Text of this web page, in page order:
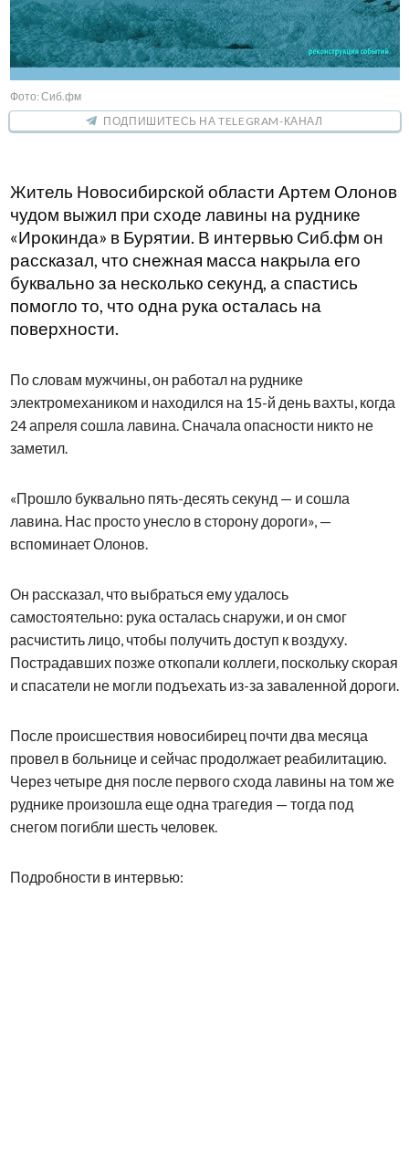
Фото: Сиб.фм
ПОДПИШИТЕСЬ НА TELEGRAM-КАНАЛ
Житель Новосибирской области Артем Олонов
чудом выжил при сходе лавины на руднике
«Ирокинда» в Бурятии. В интервью Сиб.фм он
рассказал, что снежная масса накрыла его
буквально за несколько секунд, а спастись
помогло то, что одна рука осталась на
поверхности.
По словам мужчины, он работал на руднике
электромехаником и находился на 15-й день вахты, когда
24 апреля сошла лавина. Сначала опасности никто не
заметил.
«Прошло буквально пять-десять секунд — и сошла
лавина. Нас просто унесло в сторону дороги», —
вспоминает Олонов.
Он рассказал, что выбраться ему удалось
самостоятельно: рука осталась снаружи, и он смог
расчистить лицо, чтобы получить доступ к воздуху.
Пострадавших позже откопали коллеги, поскольку скорая
и спасатели не могли подъехать из-за заваленной дороги.
После происшествия новосибирец почти два месяца
провел в больнице и сейчас продолжает реабилитацию.
Через четыре дня после первого схода лавины на том же
руднике произошла еще одна трагедия — тогда под
снегом погибли шесть человек.
Подробности в интервью: